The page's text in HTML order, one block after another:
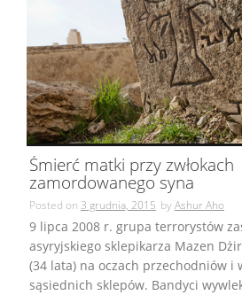
Śmierć matki przy zwłokach
zamordowanego syna
Posted on 3 grudnia, 2015 byAshur Aho
9 lipca 2008 r. grupa terrorystów
asyryjskiego sklepikarza Mazen
(34 lata) na oczach przechodniów i
sąsiednich sklepów. Bandyci